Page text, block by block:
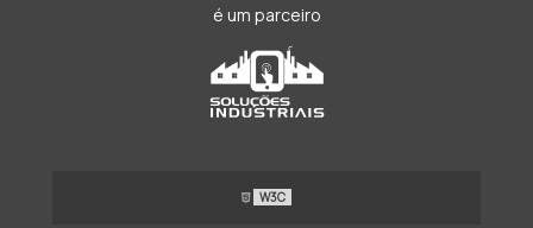
é um parceiro
W3C